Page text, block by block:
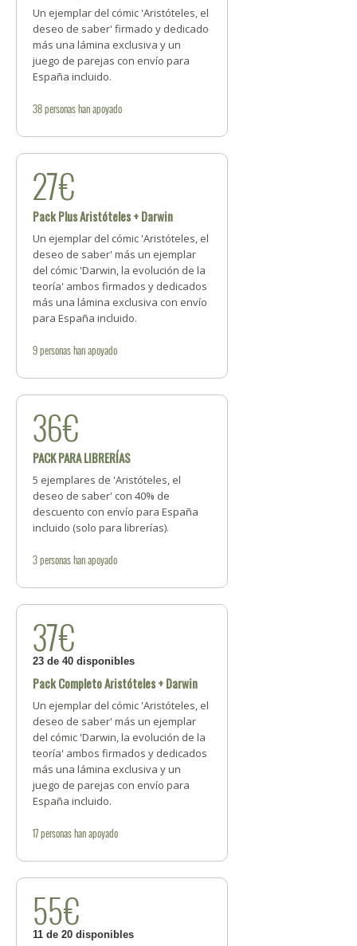
Un ejemplar del cómic 'Aristóteles, el
deseo de saber' firmado y dedicado
más una lámina exclusiva y un
juego de parejas con envío para
España incluido.
38personashan apoyado
27€
Pack Plus Aristóteles + Darwin
Un ejemplar del cómic 'Aristóteles, el
deseo de saber' más un ejemplar
del cómic 'Darwin, la evolución de la
teoría' ambos firmados y dedicados
más una lámina exclusiva con envío
para España incluido.
9personashan apoyado
36€
PACK PARA LIBRERÍAS
5 ejemplares de 'Aristóteles, el
deseo de saber' con 40% de
descuento con envío para España
incluido (solo para librerías).
3personashan apoyado
37€
23 de 40 disponibles
Pack Completo Aristóteles + Darwin
Un ejemplar del cómic 'Aristóteles, el
deseo de saber' más un ejemplar
del cómic 'Darwin, la evolución de la
teoría' ambos firmados y dedicados
más una lámina exclusiva y un
juego de parejas con envío para
España incluido.
17personashan apoyado
55€
11 de 20 disponibles